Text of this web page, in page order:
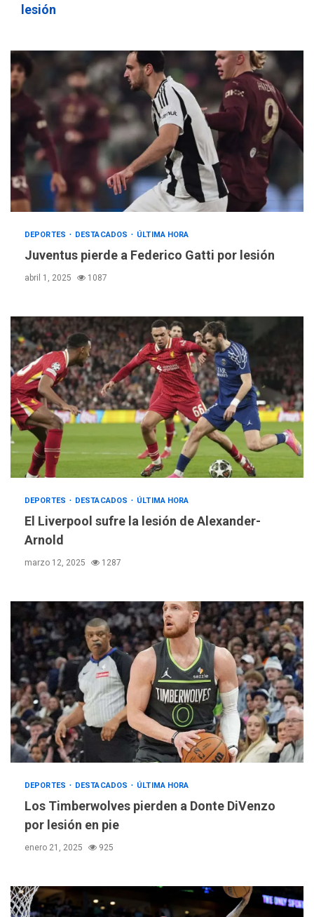
lesión
DEPORTES DESTACADOS ÚLTIMA HORA
Juventus pierde a Federico Gatti por lesión
abril 1, 2025 1087
DEPORTES DESTACADOS ÚLTIMA HORA
El Liverpool sufre la lesión de Alexander-
Arnold
marzo 12, 2025 1287
DEPORTES DESTACADOS ÚLTIMA HORA
Los Timberwolves pierden a Donte DiVenzo
por lesión en pie
enero 21, 2025 925